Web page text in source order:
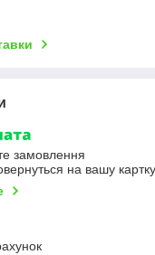
замовлення
на вашу картку